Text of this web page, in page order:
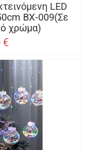
LED
BX-009(Σε
χρώμα)
€